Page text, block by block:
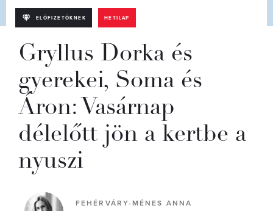
ELŐFIZETŐKNEK HETILAP
Gryllus Dorka és
gyerekei, Soma és
Áron: Vasárnap
délelőtt jön a kertbe a
nyuszi
FEHÉRVÁRY-MÉNES ANNA